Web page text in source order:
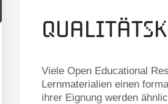
Viele Open Educational
Lernmaterialien einen
ihrer Eignung werden